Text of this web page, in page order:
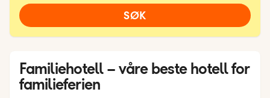
SØK
Familiehotell – våre beste hotell for
familieferien